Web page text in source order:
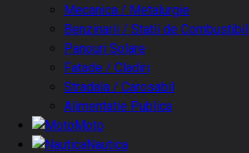
Mecanica / Metalurgie
Benzinarii / Statii de Combustibil
Panouri Solare
Fatade / Cladiri
Stradala / Carosabil
Alimentatie Publica
Moto
Nautica